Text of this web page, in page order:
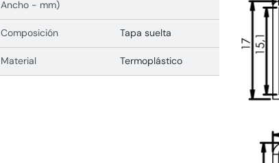
Ancho - mm)
Composición Tapa suelta
Material Termoplástico